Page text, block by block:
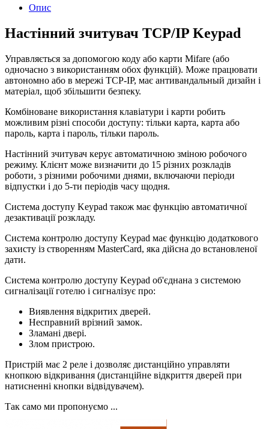
Опис
Настінний зчитувач TCP/IP Keypad
Управляється за допомогою коду або карти Mifare (або
одночасно з використанням обох функцій). Може працювати
автономно або в мережі TCP-IP, має антивандальный дизайн і
матеріал, щоб збільшити безпеку.
Комбіноване використання клавіатури і карти робить
можливим різні способи доступу: тільки карта, карта або
пароль, карта і пароль, тільки пароль.
Настінний зчитувач керує автоматичною зміною робочого
режиму. Клієнт може визначити до 15 різних розкладів
роботи, з різними робочими днями, включаючи періоди
відпустки і до 5-ти періодів часу щодня.
Система доступу Keypad також має функцію автоматичної
дезактивації розкладу.
Система контролю доступу Keypad має функцію додаткового
захисту із створенням MasterCard, яка дійсна до встановленої
дати.
Система контролю доступу Keypad об'єднана з системою
сигналізації готелю і сигналізує про:
Виявлення відкритих дверей.
Несправний врізний замок.
Зламані двері.
Злом пристрою.
Пристрій має 2 реле і дозволяє дистанційно управляти
кнопкою відкривання (дистанційне відкриття дверей при
натисненні кнопки відвідувачем).
Так само ми пропонуємо ...